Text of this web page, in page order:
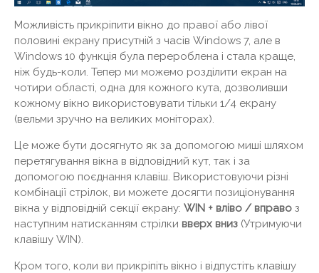
Можливість прикріпити вікно до правої або лівої
половині екрану присутній з часів Windows 7, але в
Windows 10 функція була перероблена і стала краще,
ніж будь-коли. Тепер ми можемо розділити екран на
чотири області, одна для кожного кута, дозволивши
кожному вікно використовувати тільки 1/4 екрану
(вельми зручно на великих моніторах).
Це може бути досягнуто як за допомогою миші шляхом
перетягування вікна в відповідний кут, так і за
допомогою поєднання клавіш. Використовуючи різні
комбінації стрілок, ви можете досягти позиціонування
вікна у відповідній секції екрану: WIN + вліво / вправо з
наступним натисканням стрілки вверх вниз (Утримуючи
клавішу WIN).
Кром того, коли ви прикріпіть вікно і відпустіть клавішу